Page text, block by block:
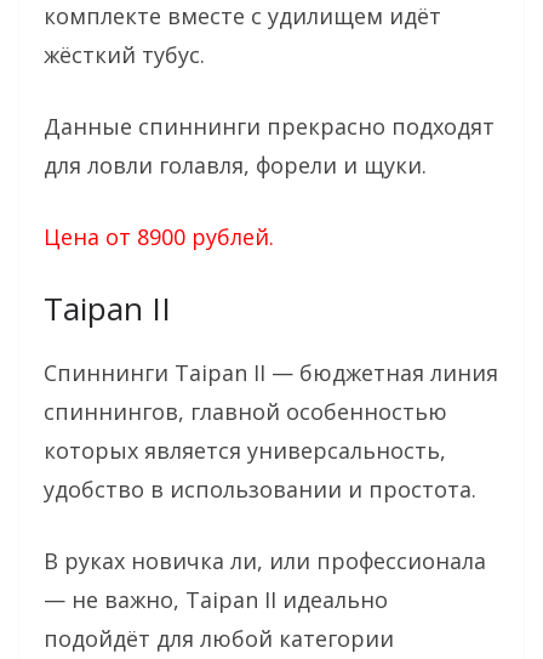
комплекте вместе с удилищем идёт
жёсткий тубус.
Данные спиннинги прекрасно подходят
для ловли голавля, форели и щуки.
Цена от 8900 рублей.
Taipan II
Спиннинги Taipan II — бюджетная линия
спиннингов, главной особенностью
которых является универсальность,
удобство в использовании и простота.
В руках новичка ли, или профессионала
— не важно, Taipan II идеально
подойдёт для любой категории